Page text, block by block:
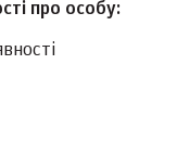
про особу: